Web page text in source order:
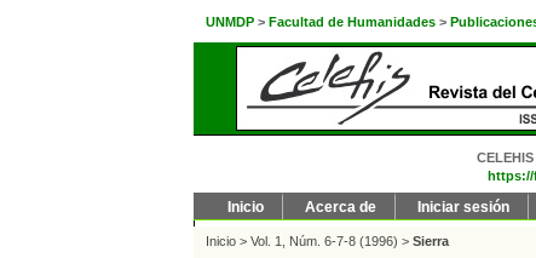
UNMDP > Facultad de Humanidades >
https://
Inicio Acerca de Iniciar sesión
Inicio > Vol. 1, Núm. 6-7-8 (1996) > Sierra